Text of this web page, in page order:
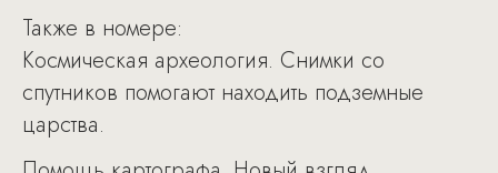
Также в номере:
Космическая археология. Снимки со
спутников помогают находить подземные
царства.